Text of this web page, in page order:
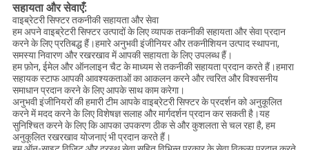
सहायता और सेवाएँ:
वाइब्रेटरी सिफ्टर तकनीकी सहायता और सेवा
हम अपने वाइब्रेटरी सिफ्टर उत्पादों के लिए व्यापक तकनीकी सहायता और सेवा प्रदान
करने के लिए प्रतिबद्ध हैं।हमारे अनुभवी इंजीनियर और तकनीशियन उत्पाद स्थापना,
समस्या निवारण और रखरखाव में आपकी सहायता के लिए उपलब्ध हैं।
हम फ़ोन, ईमेल और ऑनलाइन चैट के माध्यम से तकनीकी सहायता प्रदान करते हैं।हमारा
सहायक स्टाफ आपकी आवश्यकताओं का आकलन करने और त्वरित और विश्वसनीय
समाधान प्रदान करने के लिए आपके साथ काम करेगा।
अनुभवी इंजीनियरों की हमारी टीम आपके वाइब्रेटरी सिफ्टर के प्रदर्शन को अनुकूलित
करने में मदद करने के लिए विशेषज्ञ सलाह और मार्गदर्शन प्रदान कर सकती है।यह
सुनिश्चित करने के लिए कि आपका उपकरण ठीक से और कुशलता से चल रहा है, हम
अनुकूलित रखरखाव योजनाएं भी प्रदान करते हैं।